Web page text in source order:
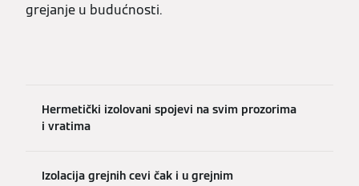
grejanje u budućnosti.
Hermetički izolovani spojevi na svim prozorima
i vratima
Izolacija grejnih cevi čak i u grejnim